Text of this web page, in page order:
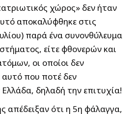
χώρος» δεν ήταν
αποκαλύφθηκε στις
παρά ένα συνονθύλευμα
είτε φθονερών και
οι οποίοι δεν
που ποτέ δεν
δηλαδή την επιτυχία!
απέδειξαν ότι η 5η φάλαγγα,